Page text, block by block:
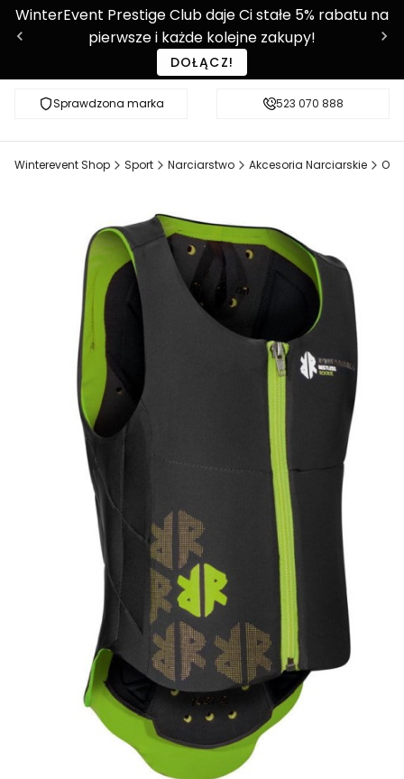
WinterEvent Prestige Club daje Ci stałe 5% rabatu na
pierwsze i każde kolejne zakupy!
DOŁĄCZ!
Sprawdzona marka Sprawdź WE-SHOP Prestige!
523 070 888
Winterevent Shop Sport Narciarstwo Akcesoria Narciarskie